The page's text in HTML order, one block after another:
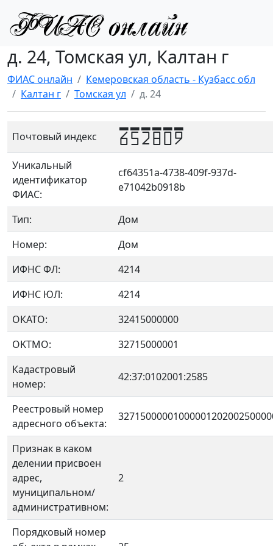
д. 24, Томская ул, Калтан г
ФИАС онлайн
Кемеровская область - Кузбасс обл
Калтан г
Томская ул д. 24
Почтовый индекс 652809
Уникальный
идентификатор
ФИАС:
cf64351a-4738-409f-937d-
e71042b0918b
Тип:
Дом
Номер:
Дом
ИФНС ФЛ:
4214
ИФНС ЮЛ:
4214
ОКАТО:
32415000000
OKTMO:
32715000001
Кадастровый
номер:
42:37:0102001:2585
Реестровый номер
адресного объекта:
Признак в каком
делении присвоен
адрес,
муниципальном/
административном:
2
Порядковый номер